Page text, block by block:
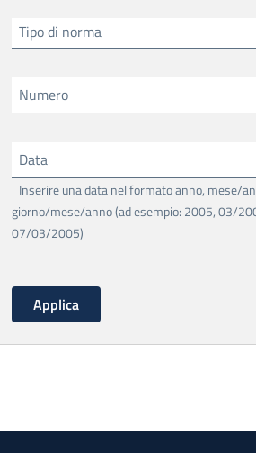
Tipo di norma
Numero
Data
Inserire una data nel formato anno, mese/
giorno/mese/anno (ad esempio: 2005, 03/
07/03/2005)